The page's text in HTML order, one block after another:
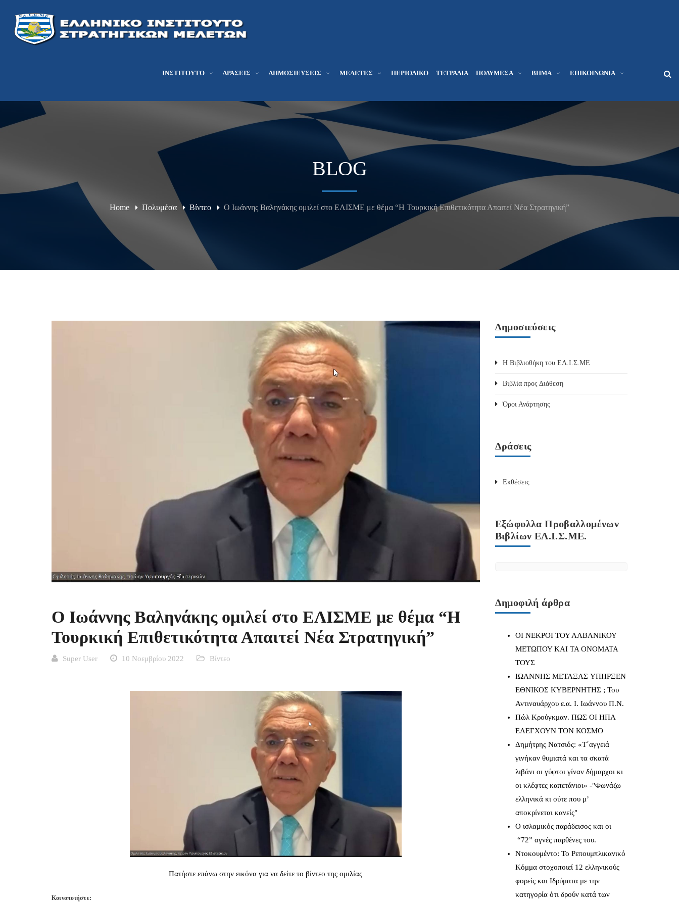
ΙΝΣΤΙΤΟΎΤΟ ΔΡΆΣΕΙΣ ΔΗΜΟΣΙΕΎΣΕΙΣ ΜΕΛΕΤΕΣ ΠΕΡΙΟΔΙΚΌ ΤΕΤΡΆΔΙΑ ΠΟΛΥΜΈΣΑ ΒΉΜΑ ΕΠΙΚΟΙΝΩΝΊΑ
BLOG
Home Πολυμέσα Βίντεο Ο Ιωάννης Βαληνάκης ομιλεί στο ΕΛΙΣΜΕ με θέμα “Η Τουρκική Επιθετικότητα Απαιτεί Νέα Στρατηγική”
Ο Ιωάννης Βαληνάκης ομιλεί στο ΕΛΙΣΜΕ με θέμα “Η
Τουρκική Επιθετικότητα Απαιτεί Νέα Στρατηγική”
Super User 10 Νοεμβρίου 2022 Βίντεο
Πατήστε επάνω στην εικόνα για να δείτε το βίντεο της ομιλίας
Κοινοποιήστε:
Δημοσιεύσεις
Η Βιβλιοθήκη του ΕΛ.Ι.Σ.ΜΕ
Βιβλία προς Διάθεση
Όροι Ανάρτησης
Δράσεις
Εκθέσεις
Εξώφυλλα Προβαλλομένων
Βιβλίων ΕΛ.Ι.Σ.ΜΕ.
Δημοφιλή άρθρα
ΟΙ ΝΕΚΡΟΙ ΤΟΥ ΑΛΒΑΝΙΚΟΥ
ΜΕΤΩΠΟΥ ΚΑΙ ΤΑ ΟΝΟΜΑΤΑ
ΤΟΥΣ
IΩΑΝΝΗΣ ΜΕΤΑΞΑΣ YΠΗΡΞΕΝ
ΕΘΝΙΚΟΣ ΚΥΒΕΡΝΗΤΗΣ ; Του
Αντιναυάρχου ε.α. Ι. Ιωάννου Π.Ν.
Πώλ Κρούγκμαν. ΠΩΣ ΟΙ ΗΠΑ
ΕΛΕΓΧΟΥΝ ΤΟΝ ΚΟΣΜΟ
Δημήτρης Νατσιός: «Τ΄αγγειά
γινήκαν θυμιατά και τα σκατά
λιβάνι οι γύφτοι γίναν δήμαρχοι κι
οι κλέφτες καπετάνιοι» -"Φωνάζω
ελληνικά κι ούτε που μ’
αποκρίνεται κανείς"
Ο ισλαμικός παράδεισος και οι
“72” αγνές παρθένες του.
Ντοκουμέντο: Το Ρεπουμπλικανικό
Κόμμα στοχοποιεί 12 ελληνικούς
φορείς και Ιδρύματα με την
κατηγορία ότι δρούν κατά των